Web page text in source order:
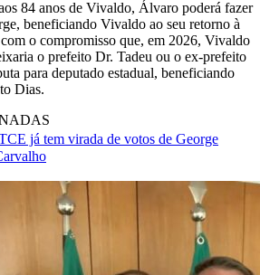
84 anos de Vivaldo, Álvaro poderá fazer
beneficiando Vivaldo ao seu retorno à
o compromisso que, em 2026, Vivaldo
o prefeito Dr. Tadeu ou o ex-prefeito
para deputado estadual, beneficiando
Dias.
já tem virada de votos de George